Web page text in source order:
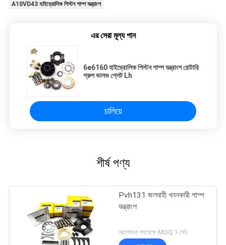
A10VD43 হাইড্রোলিক পিস্টন পাম্প যন্ত্রাংশ
এর সেরা মূল্য পান
6e6160 হাইড্রোলিক পিস্টন পাম্প যন্ত্রাংশ রোটারি
গ্রুপ ভালভ প্লেট Lh
চালিয়ে
শীর্ষ পণ্য
Pvh131 জলবাহী খননকারী পাম্প
যন্ত্রাংশ
আলোচনা সাপেক্ষে MOQ:1 সেট